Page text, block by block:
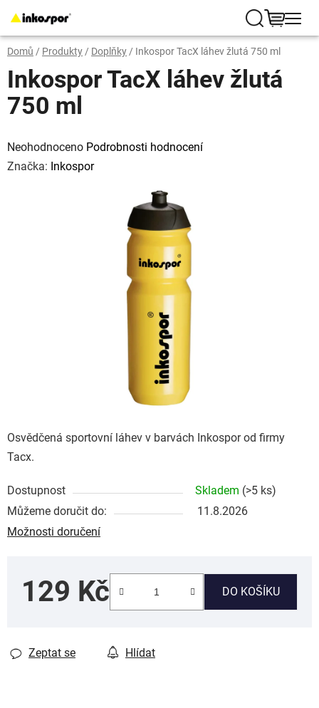
na
obsah
Hledat
KOŠÍK
Domů / Produkty/ Doplňky/ Inkospor TacX láhev žlutá 750 ml
Osvědčená sportovní láhev v barvách Inkospor od firmy
Tacx.
Dostupnost Skladem (>5 ks)
Můžeme doručit do:
11.8.2026
Možnosti doručení
129 Kč DO KOŠÍKU
Zeptat se Hlídat
Inkospor TacX láhev žlutá
750 ml
hodnocení
produktu
je
0,0
Neohodnoceno Podrobnosti hodnocení
Značka: Inkospor